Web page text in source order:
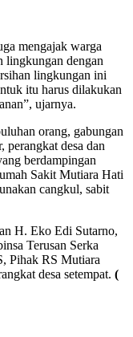
mengajak warga
lingkungan dengan
lingkungan ini
itu harus dilakukan
ujarnya.
orang, gabungan
perangkat desa dan
berdampingan
Sakit Mutiara Hati
cangkul, sabit
H. Eko Edi Sutarno,
Terusan Serka
Pihak RS Mutiara
desa setempat. (